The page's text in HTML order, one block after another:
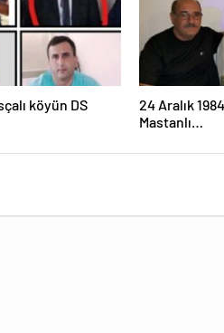
köyün DS
24 Aralık
Mastanlı…